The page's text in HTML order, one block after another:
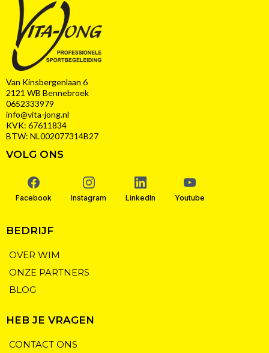
Van Kinsbergenlaan 6
2121 WB Bennebroek
0652333979
info@vita-jong.nl
KVK: 67611834
BTW: NL002077314B27
VOLG ONS
Facebook Instagram LinkedIn Youtube
BEDRIJF
OVER WIM
ONZE PARTNERS
BLOG
HEB JE VRAGEN
CONTACT ONS